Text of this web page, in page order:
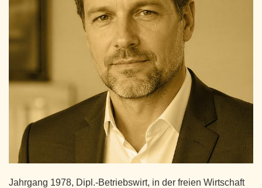
Jahrgang 1978, Dipl.-Betriebswirt, in der freien Wirtschaft